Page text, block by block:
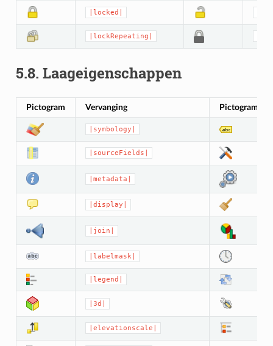
|locked|
|lockRepeating|
5.8. Laageigenschappen
Pictogram Vervanging Pictogram
|symbology|
|sourceFields|
|metadata|
|display|
|join|
|labelmask|
|legend|
|3d|
|elevationscale|